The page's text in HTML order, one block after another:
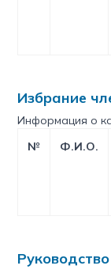
Избрание
Информация о
№
Ф.И.О.